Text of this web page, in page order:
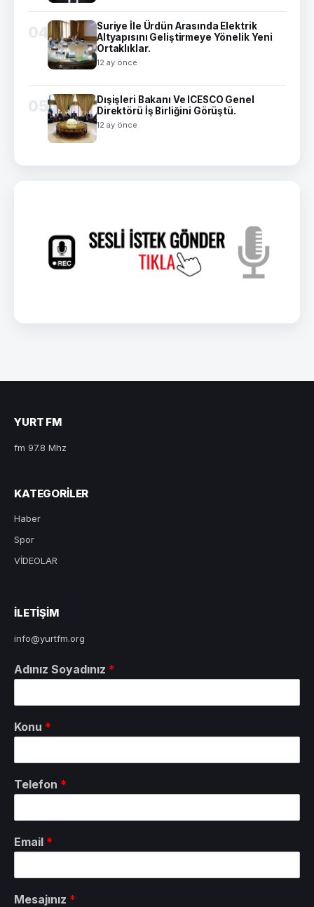
04
Suriye İle Ürdün Arasında Elektrik
Altyapısını Geliştirmeye Yönelik Yeni
Ortaklıklar.
12 ay önce
05
Dışişleri Bakanı Ve ICESCO Genel
Direktörü İş Birliğini Görüştü.
12 ay önce
YURT FM
fm 97.8 Mhz
KATEGORILER
Haber
Spor
VİDEOLAR
ILETIŞIM
info@yurtfm.org
Adınız Soyadınız *
Konu *
Telefon *
Email *
Mesajınız *